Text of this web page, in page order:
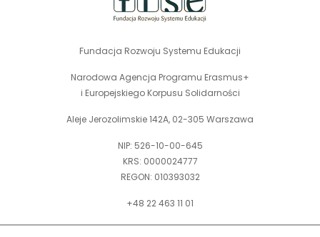
Fundacja Rozwoju Systemu Edukacji
Narodowa Agencja Programu Erasmus+
i Europejskiego Korpusu Solidarności
Aleje Jerozolimskie 142A, 02-305 Warszawa
NIP: 526-10-00-645
KRS: 0000024777
REGON: 010393032
+48 22 463 11 01
Zapraszamy do kontaktu telefonicznego w godz. 9-15.